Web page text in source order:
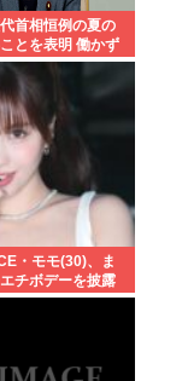
首相恒例の夏の
とを表明 働かず
もよう
・モモ(30)、ま
チボデーを披露